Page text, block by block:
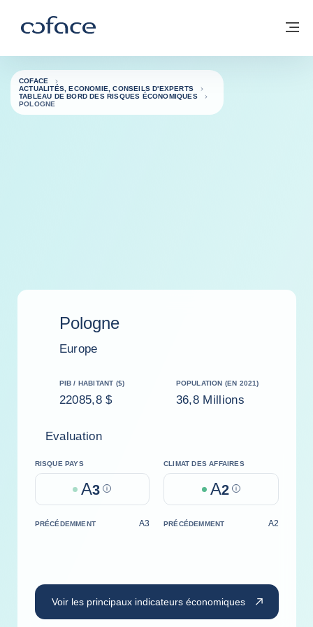
Coface, for Trade - Page d'accueil Groupe Coface
Retour à la page d'accueil
COFACE
ACTUALITÉS, ECONOMIE, CONSEILS D'EXPERTS
TABLEAU DE BORD DES RISQUES ÉCONOMIQUES
POLOGNE
Pologne
Europe
PIB / HABITANT ($)
22085,8 $
POPULATION (EN 2021)
36,8 Millions
Evaluation
RISQUE PAYS
A3 Help
CLIMAT DES AFFAIRES
A2 Help
PRÉCÉDEMMENT A3 PRÉCÉDEMMENT A2
Voir les principaux indicateurs économiques